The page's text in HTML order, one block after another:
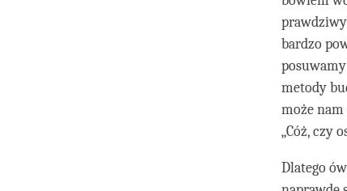
bardzo
metody
może
„Cóż, czy
Dlatego